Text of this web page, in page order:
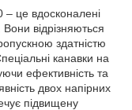
– це вдосконалені
відрізняються
здатністю
канавки на
ефективність та
двох напірних
підвищену